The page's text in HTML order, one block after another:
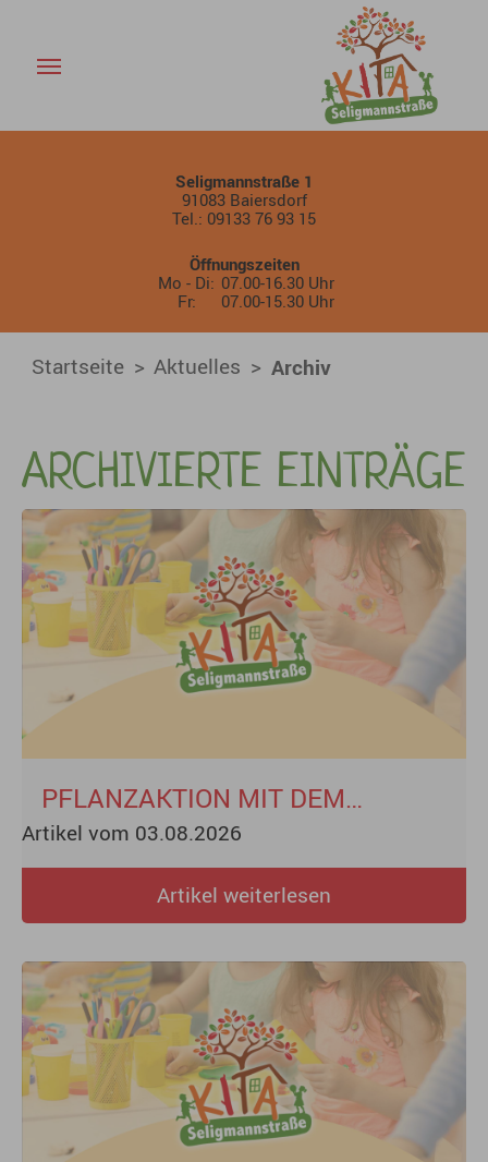
Archiv - KiTa Baiersdorf
Seligmannstraße 1
91083 Baiersdorf
Tel.: 09133 76 93 15
Öffnungszeiten
Mo - Di: 07.00-16.30 Uhr
Fr:
07.00-15.30 Uhr
Startseite Aktuelles Archiv
ARCHIVIERTE EINTRÄGE
PFLANZAKTION MIT DEM
STIFTUNGSTEAM DER EDEKA
UND DER FAMILIE SCHLIERMANN
ALS PATE
Artikel vom 03.08.2026
Artikel weiterlesen